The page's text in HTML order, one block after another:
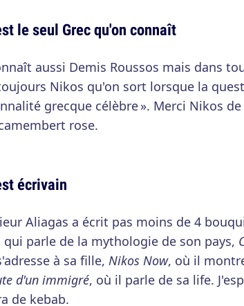
le seul Grec qu'on connaît
aussi Demis Roussos mais dans
Nikos qu'on sort lorsque la
grecque célèbre ». Merci Nikos
rose.
écrivain
Aliagas a écrit pas moins de 4
qui parle de la mythologie de son pays,
à sa fille, Nikos Now, où il
d'un immigré, où il parle de sa life.
de kebab.